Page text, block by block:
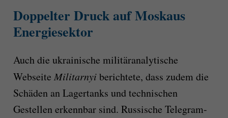
Doppelter Druck auf Moskaus
Energiesektor
Auch die ukrainische militäranalytische
Webseite Militarnyiberichtete, dass zudem die
Schäden an Lagertanks und technischen
Gestellen erkennbar sind. Russische Telegram-